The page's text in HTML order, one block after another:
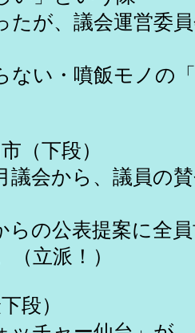
議会運営委員
・噴飯モノの「
（下段）
会から、議員の賛
表提案に全員
立派！）
段）